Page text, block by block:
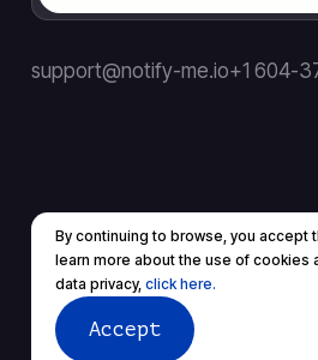
By continuing to browse, you accept
learn more about the use of cookies
data privacy, click here.
Accept
support@notify-me.io+1 604-
© 2026 All rights
Terms of service